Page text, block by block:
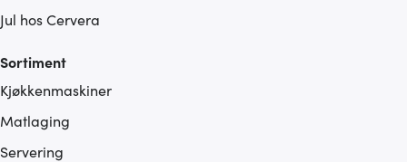
Jul hos Cervera
Sortiment
Kjøkkenmaskiner
Matlaging
Servering